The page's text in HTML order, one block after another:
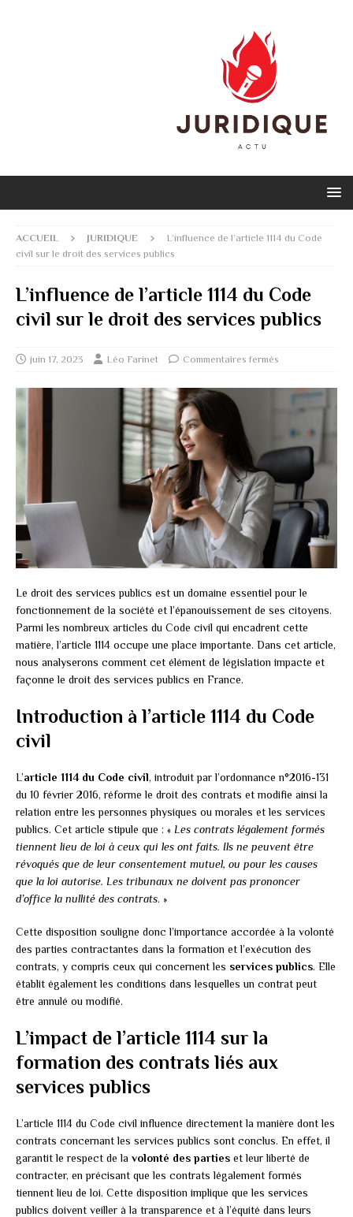
ACCUEIL JURIDIQUE
L’influence de l’article 1114 du Code
civil sur le droit des services publics
L’influence de l’article 1114 du Code
civil sur le droit des services publics
juin 17, 2023 Léo Farinet Commentaires fermés
Le droit des services publics est un domaine essentiel pour le
fonctionnement de la société et l’épanouissement de ses citoyens.
Parmi les nombreux articles du Code civil qui encadrent cette
matière, l’article 1114 occupe une place importante. Dans cet article,
nous analyserons comment cet élément de législation impacte et
façonne le droit des services publics en France.
Introduction à l’article 1114 du Code
civil
L’article 1114 du Code civil, introduit par l’ordonnance n°2016-131
du 10 février 2016, réforme le droit des contrats et modifie ainsi la
relation entre les personnes physiques ou morales et les services
publics. Cet article stipule que : « Les contrats légalement formés
tiennent lieu de loi à ceux qui les ont faits. Ils ne peuvent être
révoqués que de leur consentement mutuel, ou pour les causes
que la loi autorise. Les tribunaux ne doivent pas prononcer
d’office la nullité des contrats. »
Cette disposition souligne donc l’importance accordée à la volonté
des parties contractantes dans la formation et l’exécution des
contrats, y compris ceux qui concernent les services publics. Elle
établit également les conditions dans lesquelles un contrat peut
être annulé ou modifié.
L’impact de l’article 1114 sur la
formation des contrats liés aux
services publics
L’article 1114 du Code civil influence directement la manière dont les
contrats concernant les services publics sont conclus. En effet, il
garantit le respect de la volonté des parties et leur liberté de
contracter, en précisant que les contrats légalement formés
tiennent lieu de loi. Cette disposition implique que les services
publics doivent veiller à la transparence et à l’équité dans leurs